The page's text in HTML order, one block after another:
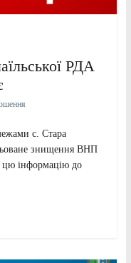
РДА
с. Стара
знищення ВНП
інформацію до